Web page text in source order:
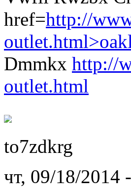
href=http://
Dmmkx http://
outlet.html
to7zdkrg
чт, 09/18/2014